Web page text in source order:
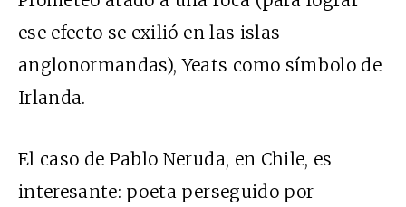
ese efecto se exilió en las islas
anglonormandas), Yeats como símbolo de
Irlanda.
El caso de Pablo Neruda, en Chile, es
interesante: poeta perseguido por